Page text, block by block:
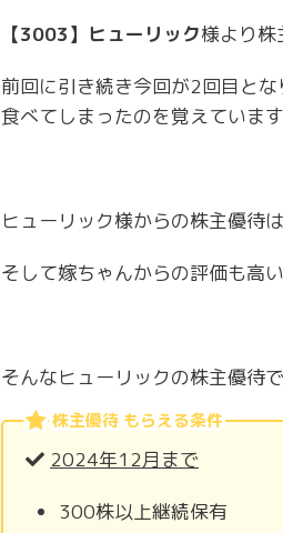
【3003】ヒューリック様より株
前回に引き続き今回が2回目と
食べてしまったのを覚えています
ヒューリック様からの株主優待
そして嫁ちゃんからの評価も高
そんなヒューリックの株主優待で
株主優待 もらえる条件
2024年12月まで
300株以上継続保有